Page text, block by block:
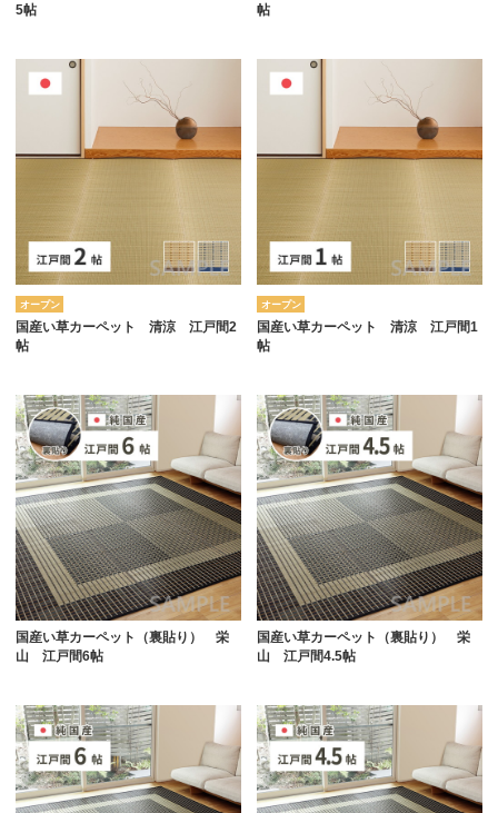
5帖
帖
オープン
国産い草カーペット 清涼 江戸間2
帖
オープン
国産い草カーペット 清涼 江戸間1
帖
国産い草カーペット（裏貼り） 栄
山 江戸間6帖
国産い草カーペット（裏貼り） 栄
山 江戸間4.5帖